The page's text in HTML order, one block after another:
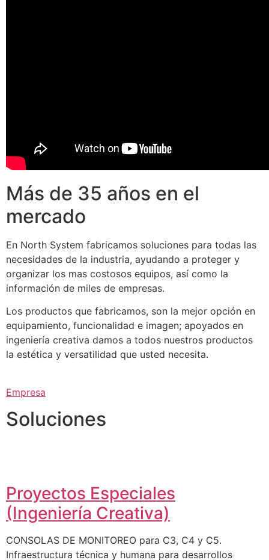
Más de 35 años en el
mercado
En North System fabricamos soluciones para todas las
necesidades de la industria, ayudando a proteger y
organizar los mas costosos equipos, así como la
información de miles de empresas.
Los productos que fabricamos, son la mejor opción en
equipamiento, funcionalidad e imagen; apoyados en
ingeniería creativa damos a todos nuestros productos
la estética y versatilidad que usted necesita.
Empresa
Soluciones
Proyectos Especiales
(Ingeniería Creativa)
CONSOLAS DE MONITOREO para C3, C4 y C5.
Infraestructura técnica y humana para desarrollos